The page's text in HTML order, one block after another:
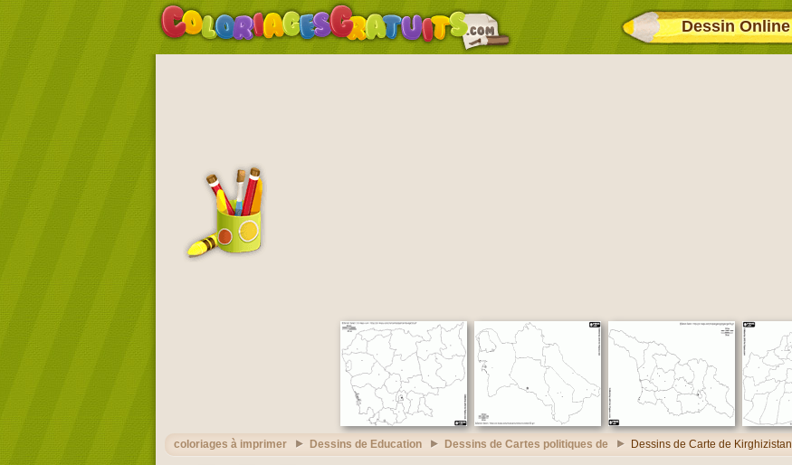
Dessin Online
coloriages à imprimer Dessins de Education Dessins de Cartes politiques de Dessins de Carte de Kirghizistan